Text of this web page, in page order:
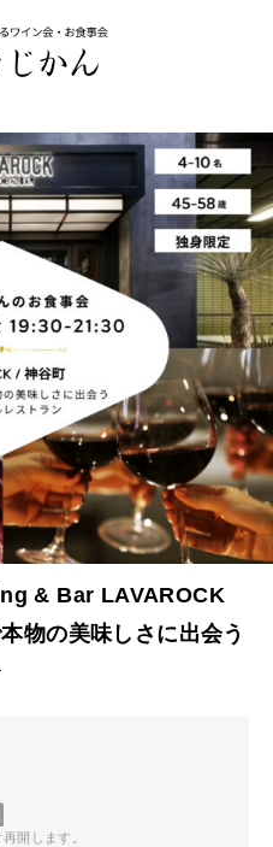
& Bar LAVAROCK
物の美味しさに出会う
開します。